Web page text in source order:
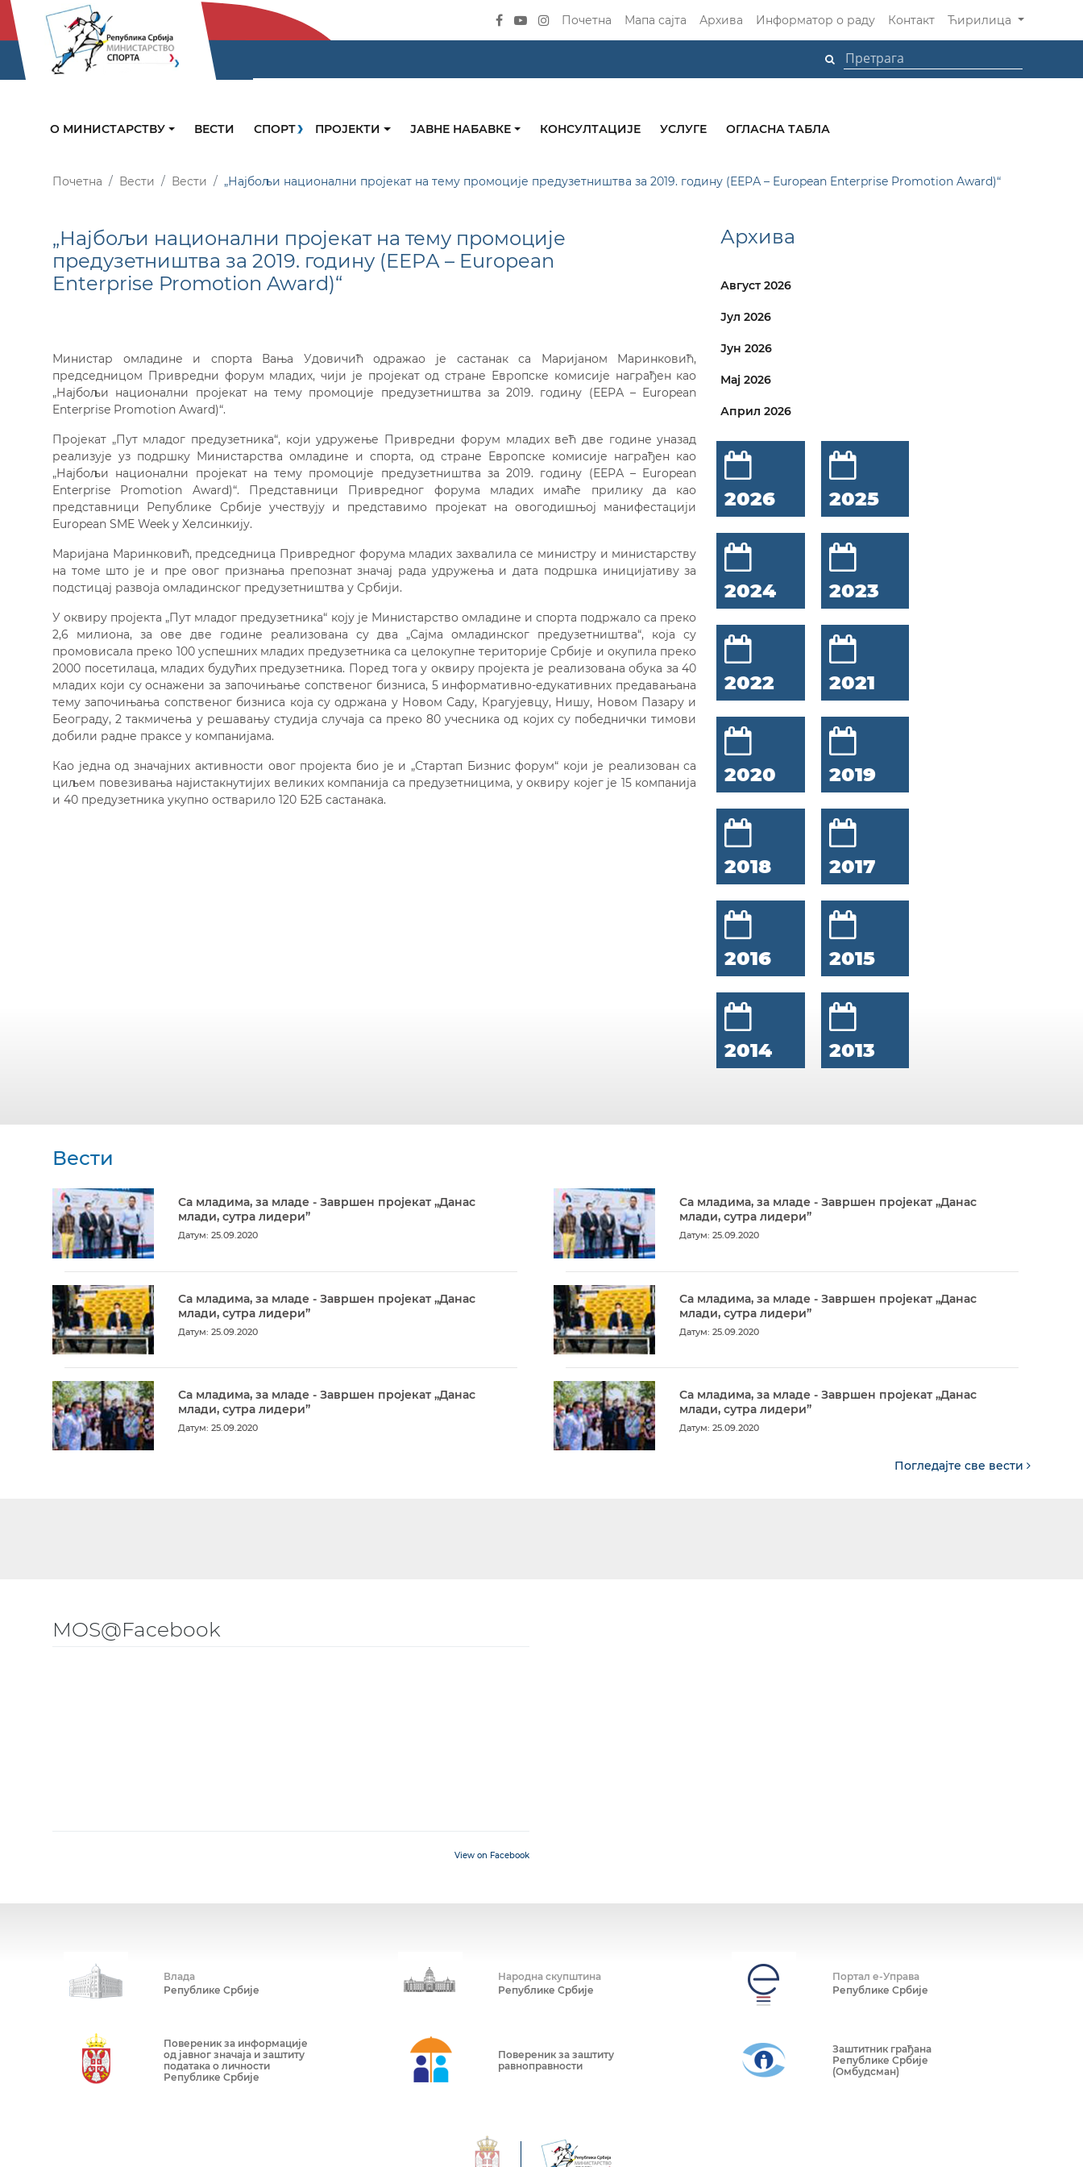
Почетна Мапа сајта Архива Информатор о раду Контакт Ћирилица
О МИНИСТАРСТВУ ВЕСТИ СПОРТ ПРОЈЕКТИ ЈАВНЕ НАБАВКЕ КОНСУЛТАЦИЈЕ УСЛУГЕ ОГЛАСНА ТАБЛА
Почетна Вести Вести „Најбољи национални пројекат на тему промоције предузетништва за 2019. годину (ЕЕPА – European Enterprise Promotion Award)“
„Најбољи национални пројекат на тему промоције
предузетништва за 2019. годину (ЕЕPА – European
Enterprise Promotion Award)“
Министар омладине и спорта Вања Удовичић одражао је састанак са Маријаном Маринковић,
председницом Привредни форум младих, чији је пројекат од стране Европске комисије награђен као
„Најбољи национални пројекат на тему промоције предузетништва за 2019. годину (ЕЕPА – European
Enterprise Promotion Award)“.
Пројекат „Пут младог предузетника“, који удружење Привредни форум младих већ две године уназад
реализује уз подршку Министарства омладине и спорта, од стране Европске комисије награђен као
„Најбољи национални пројекат на тему промоције предузетништва за 2019. годину (ЕЕPА – European
Enterprise Promotion Award)“. Представници Привредног форума младих имаће прилику да као
представници Републике Србије учествују и представимо пројекат на овогодишњој манифестацији
European SME Week у Хелсинкију.
Маријана Маринковић, председница Привредног форума младих захвалила се министру и министарству
на томе што је и пре овог признања препознат значај рада удружења и дата подршка иницијативу за
подстицај развоја омладинског предузетништва у Србији.
У оквиру пројекта „Пут младог предузетника“ коју је Министарство омладине и спорта подржало са преко
2,6 милиона, за ове две године реализована су два „Сајма омладинског предузетништва“, која су
промовисала преко 100 успешних младих предузетника са целокупне територије Србије и окупила преко
2000 посетилаца, младих будућих предузетника. Поред тога у оквиру пројекта је реализована обука за 40
младих који су оснажени за започињање сопственог бизниса, 5 информативно-едукативних предавањана
тему започињања сопственог бизниса која су одржана у Новом Саду, Крагујевцу, Нишу, Новом Пазару и
Београду, 2 такмичења у решавању студија случаја са преко 80 учесника од којих су победнички тимови
добили радне праксе у компанијама.
Као једна од значајних активности овог пројекта био је и „Стартап Бизнис форум“ који је реализован са
циљем повезивања најистакнутијих великих компанија са предузетницима, у оквиру којег је 15 компанија
и 40 предузетника укупно остварило 120 Б2Б састанака.
Архива
Август 2026
Јул 2026
Јун 2026
Мај 2026
Април 2026
2026 2025
2024 2023
2022 2021
2020 2019
2018 2017
2016 2015
2014 2013
Вести
Са младима, за младе - Завршен пројекат „Данас
млади, сутра лидери”
Датум: 25.09.2020
Са младима, за младе - Завршен пројекат „Данас
млади, сутра лидери”
Датум: 25.09.2020
Са младима, за младе - Завршен пројекат „Данас
млади, сутра лидери”
Датум: 25.09.2020
Са младима, за младе - Завршен пројекат „Данас
млади, сутра лидери”
Датум: 25.09.2020
Са младима, за младе - Завршен пројекат „Данас
млади, сутра лидери”
Датум: 25.09.2020
Са младима, за младе - Завршен пројекат „Данас
млади, сутра лидери”
Датум: 25.09.2020
Погледајте све вести
MOS@Facebook
View on Facebook
Влада
Републике Србије
Народна скупштина
Републике Србије
Портал е-Управа
Републике Србије
Повереник за информације
од јавног значаја и заштиту
података о личности
Републике Србије
Повереник за заштиту
равноправности
Заштитник грађана
Републике Србије
(Омбудсман)